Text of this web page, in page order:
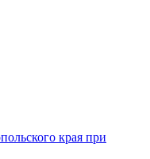
края при